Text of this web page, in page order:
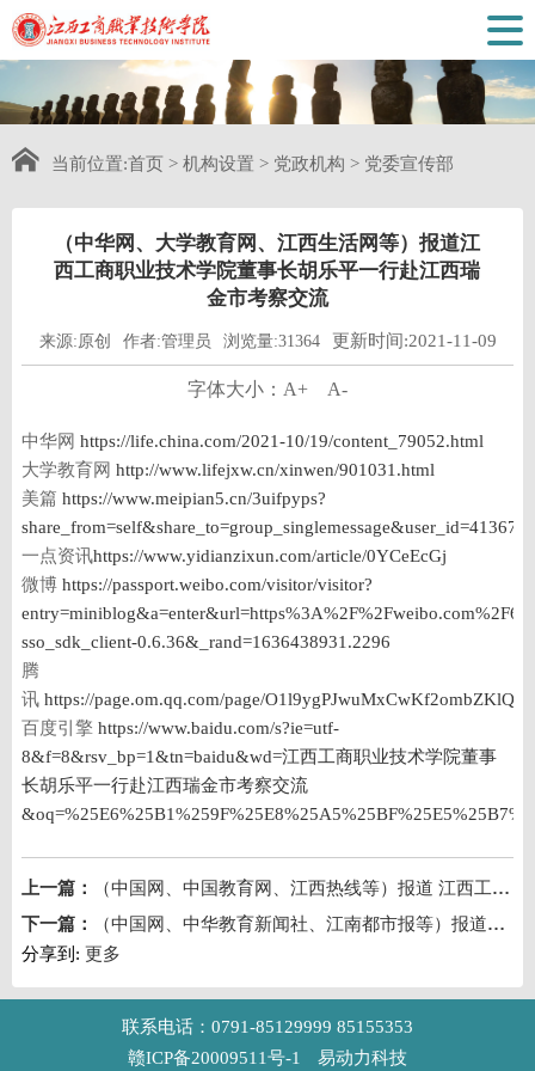
当前位置:首页 > 机构设置 > 党政机构 > 党委宣传部
（中华网、大学教育网、江西生活网等）报道江
西工商职业技术学院董事长胡乐平一行赴江西瑞
金市考察交流
来源:原创 作者:管理员 浏览量:31364 更新时间:2021-11-09
字体大小： A+ A-
中华网 https://life.china.com/2021-10/19/content_79052.html
大学教育网 http://www.lifejxw.cn/xinwen/901031.html
美篇 https://www.meipian5.cn/3uifpyps?
一点资讯https://www.yidianzixun.com/article/0YCeEcGj
微博 https://passport.weibo.com/visitor/visitor?
sso_sdk_client-0.6.36&_rand=1636438931.2296
腾
讯 https://page.om.qq.com/page/O1l9ygPJwuMxCwKf2ombZKlQ0
百度引擎 https://www.baidu.com/s?ie=utf-
8&f=8&rsv_bp=1&tn=baidu&wd=江西工商职业技术学院董事
长胡乐平一行赴江西瑞金市考察交流
上一篇：
（中国网、中国教育网、江西热线等）报道 江西工商职业技术学院校领导深入学生宿舍进行督导检查
下一篇：
（中国网、中华教育新闻社、江南都市报等）报道2022届江西省美术与设计学类模拟测试在江西工商职业技术学院举行
分享到: 更多
联系电话：0791-85129999 85155353
赣ICP备20009511号-1
易动力科技